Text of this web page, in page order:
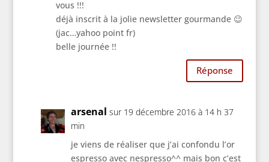
vous !!!
déjà inscrit à la jolie newsletter gourmande 😉
(jac…yahoo point fr)
belle journée !!
Réponse
arsenal sur 19 décembre 2016 à 14 h 37
min
je viens de réaliser que j’ai confondu l’or
espresso avec nespresso^^ mais bon c’est